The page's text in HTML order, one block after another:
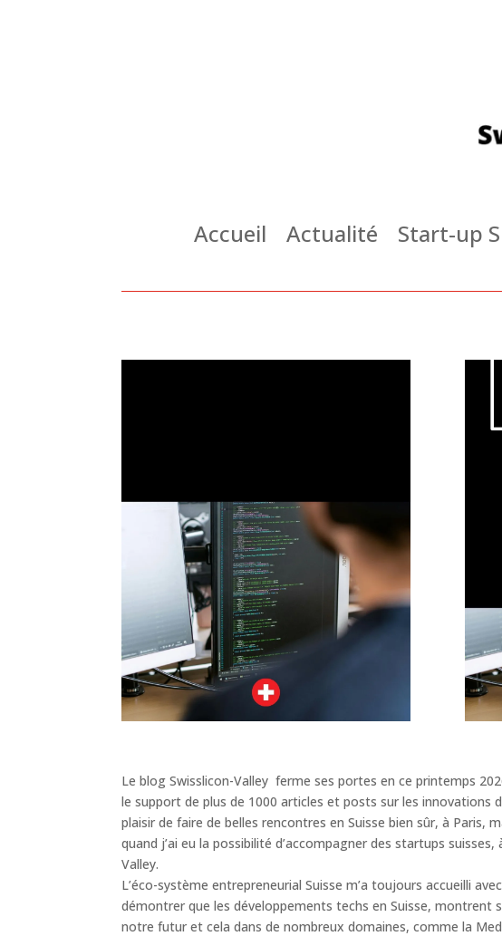
Accueil Actualité Start-up
Le blog Swisslicon-Valley ferme ses portes en ce printemps
le support de plus de 1000 articles et posts sur les innovations
plaisir de faire de belles rencontres en Suisse bien sûr, à Paris,
quand j’ai eu la possibilité d’accompagner des startups
Valley.
L’éco-système entrepreneurial Suisse m’a toujours accueilli
démontrer que les développements techs en Suisse, montrent
notre futur et cela dans de nombreux domaines, comme la